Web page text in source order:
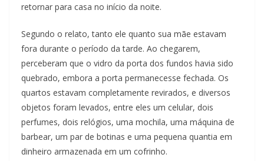
retornar para casa no início da noite.
Segundo o relato, tanto ele quanto sua mãe estavam
fora durante o período da tarde. Ao chegarem,
perceberam que o vidro da porta dos fundos havia sido
quebrado, embora a porta permanecesse fechada. Os
quartos estavam completamente revirados, e diversos
objetos foram levados, entre eles um celular, dois
perfumes, dois relógios, uma mochila, uma máquina de
barbear, um par de botinas e uma pequena quantia em
dinheiro armazenada em um cofrinho.